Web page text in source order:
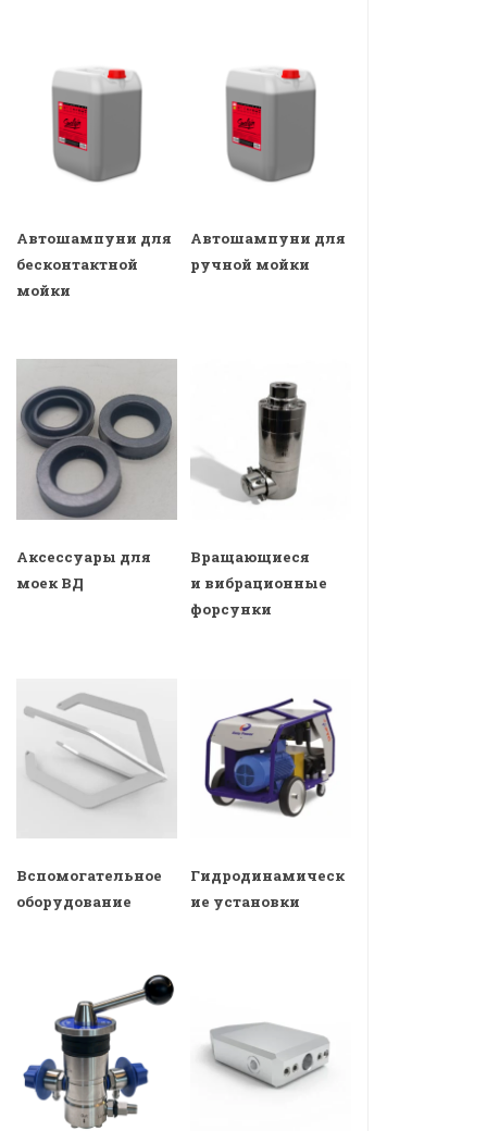
Автошампуни для
бесконтактной
мойки
Автошампуни для
ручной мойки
Аксессуары для
моек ВД
Вращающиеся
и вибрационные
форсунки
Вспомогательное
оборудование
Гидродинамическ
ие установки